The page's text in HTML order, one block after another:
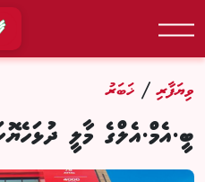
ވިޔަފާރި / ޚަބަރު
ބީ.އެމް.އެލްގެ މާލީ